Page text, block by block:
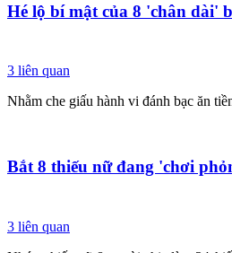
Hé lộ bí mật của 8 'chân dài'
3 liên quan
Nhằm che giấu hành vi đánh bạc ăn
Bắt 8 thiếu nữ đang 'chơi
3 liên quan